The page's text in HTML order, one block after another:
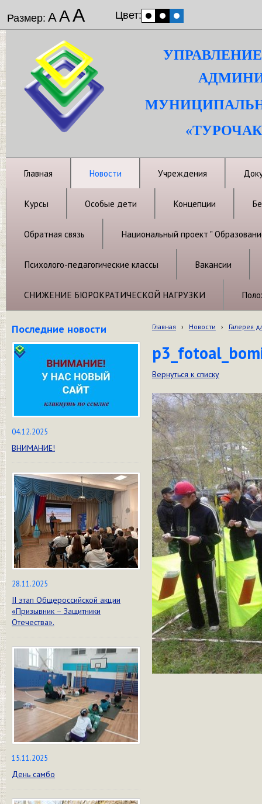
Размер: ААА Цвет:
Главная Новости Учреждения
Курсы Особые дети Концепции
Обратная связь Национальный проект "
Психолого-педагогические классы Вакансии
СНИЖЕНИЕ БЮРОКРАТИЧЕСКОЙ НАГРУЗКИ
Последние новости
04.12.2025
ВНИМАНИЕ!
28.11.2025
II этап Общероссийской акции
«Призывник – Защитники
Отечества».
15.11.2025
День самбо
Главная › Новости › Галерея
Вернуться к списку